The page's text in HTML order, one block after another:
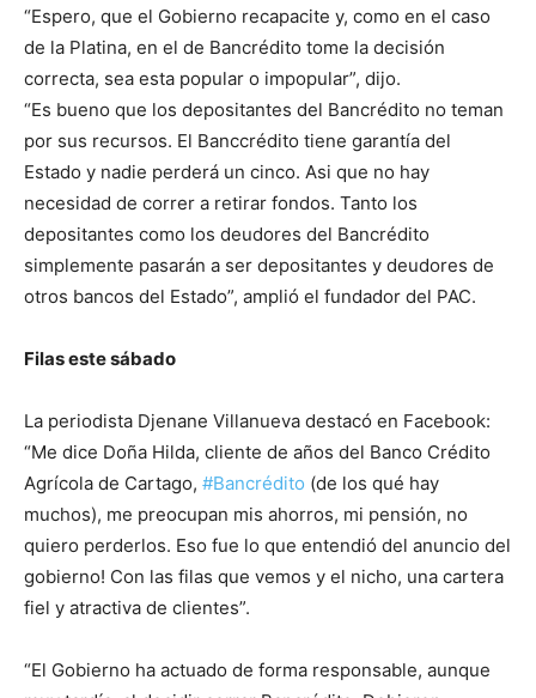
“Espero, que el Gobierno recapacite y, como en el caso
de la Platina, en el de Bancrédito tome la decisión
correcta, sea esta popular o impopular”, dijo.
“Es bueno que los depositantes del Bancrédito no teman
por sus recursos. El Banccrédito tiene garantía del
Estado y nadie perderá un cinco. Asi que no hay
necesidad de correr a retirar fondos. Tanto los
depositantes como los deudores del Bancrédito
simplemente pasarán a ser depositantes y deudores de
otros bancos del Estado”, amplió el fundador del PAC.
Filas este sábado
La periodista Djenane Villanueva destacó en Facebook:
“Me dice Doña Hilda, cliente de años del Banco Crédito
Agrícola de Cartago, #Bancrédito (de los qué hay
muchos), me preocupan mis ahorros, mi pensión, no
quiero perderlos. Eso fue lo que entendió del anuncio del
gobierno! Con las filas que vemos y el nicho, una cartera
fiel y atractiva de clientes”.
“El Gobierno ha actuado de forma responsable, aunque